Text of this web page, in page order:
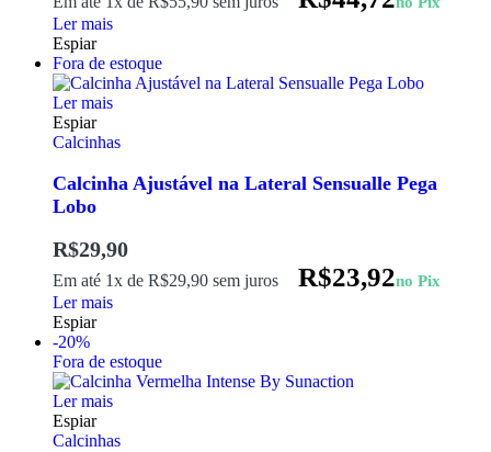
Ler mais
Espiar
Fora de estoque
Ler mais
Espiar
Calcinhas
Calcinha Ajustável na Lateral Sensualle Pega
Lobo
R$29,90
Em até 1x de R$29,90 sem juros R$23,92no Pix
Ler mais
Espiar
-20%
Fora de estoque
Ler mais
Espiar
Calcinhas